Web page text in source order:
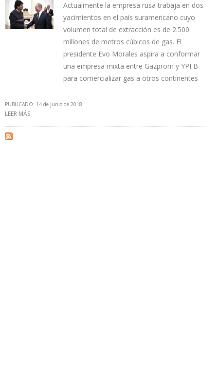
Actualmente la empresa rusa trabaja en dos
yacimientos en el país suramericano cuyo
volumen total de extracción es de 2.500
millones de metros cúbicos de gas. El
presidente Evo Morales aspira a conformar
una empresa mixta entre Gazprom y YPFB
para comercializar gas a otros continentes
PUBLICADO: 14 de junio de 2018
LEER MÁS